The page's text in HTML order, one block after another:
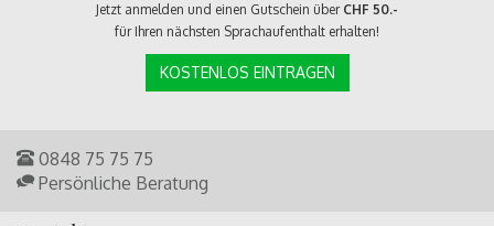
Jetzt anmelden und einen Gutschein über CHF 50.-
für Ihren nächsten Sprachaufenthalt erhalten!
KOSTENLOS EINTRAGEN
0848 75 75 75
Persönliche Beratung